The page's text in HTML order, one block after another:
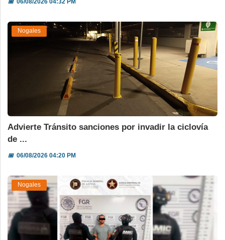
Nogales
Advierte Tránsito sanciones por invadir la ciclovía
de ...
📅06/08/2026 04:20 PM
Nogales